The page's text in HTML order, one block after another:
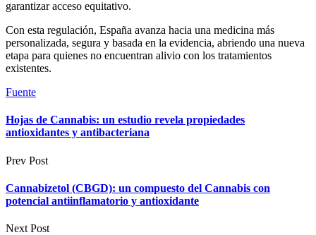
garantizar acceso equitativo.
Con esta regulación, España avanza hacia una medicina más
personalizada, segura y basada en la evidencia, abriendo una nueva
etapa para quienes no encuentran alivio con los tratamientos
existentes.
Fuente
Hojas de Cannabis: un estudio revela propiedades
antioxidantes y antibacteriana
Prev Post
Cannabizetol (CBGD): un compuesto del Cannabis con
potencial antiinflamatorio y antioxidante
Next Post